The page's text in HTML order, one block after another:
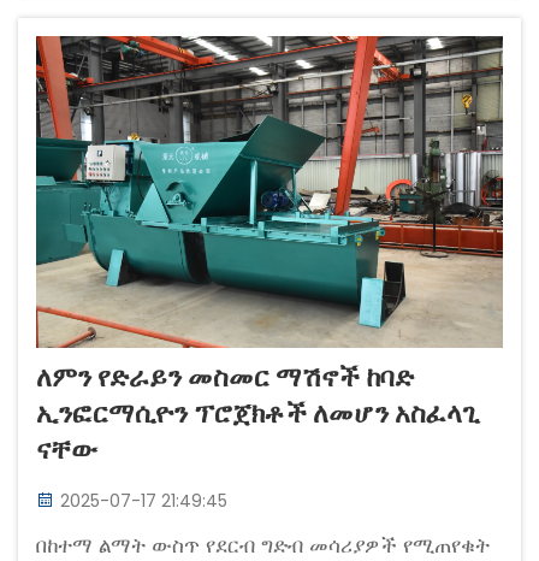
ለምን የድራይን መስመር ማሽኖች ከባድ
ኢንፎርማሲዮን ፕሮጀክቶች ለመሆን አስፈላጊ
ናቸው
2025-07-17 21:49:45
በከተማ ልማት ውስጥ የደርብ ግድብ መሳሪያዎች የሚጠየቁት